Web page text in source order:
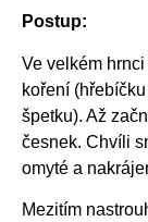
Postup:
Ve velkém
koření
špetku). Až
česnek. Chvíli
omyté a
Mezitím